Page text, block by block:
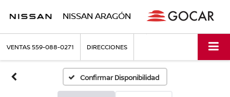
NISSAN ARAGÓN
VENTAS559-088-0271 DIRECCIONES
Confirmar Disponibilidad